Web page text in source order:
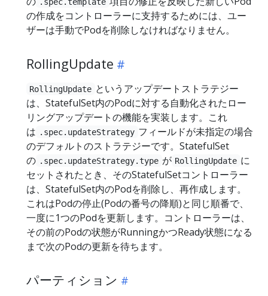
の作成をコントローラーに支持するためには、ユー
ザーは手動でPodを削除しなければなりません。
RollingUpdate
RollingUpdate というアップデートストラテジー
は、StatefulSet内のPodに対する自動化されたロー
リングアップデートの機能を実装します。これ
は .spec.updateStrategy フィールドが未指定の場合
のデフォルトのストラテジーです。StatefulSet
の .spec.updateStrategy.type が RollingUpdate に
セットされたとき、そのStatefulSetコントローラー
は、StatefulSet内のPodを削除し、再作成します。
これはPodの停止(Podの番号の降順)と同じ順番で、
一度に1つのPodを更新します。コントローラーは、
その前のPodの状態がRunningかつReady状態になる
まで次のPodの更新を待ちます。
パーティション